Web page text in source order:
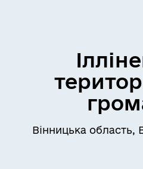
Вінницька область,